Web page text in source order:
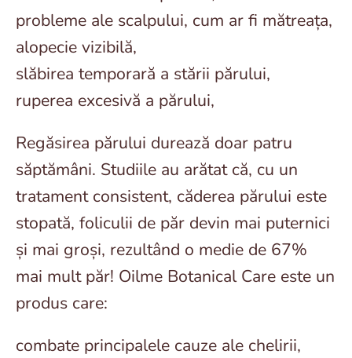
probleme ale scalpului, cum ar fi mătreața,
alopecie vizibilă,
slăbirea temporară a stării părului,
ruperea excesivă a părului,
Regăsirea părului durează doar patru
săptămâni. Studiile au arătat că, cu un
tratament consistent, căderea părului este
stopată, foliculii de păr devin mai puternici
și mai groși, rezultând o medie de 67%
mai mult păr! Oilme Botanical Care este un
produs care:
combate principalele cauze ale chelirii,